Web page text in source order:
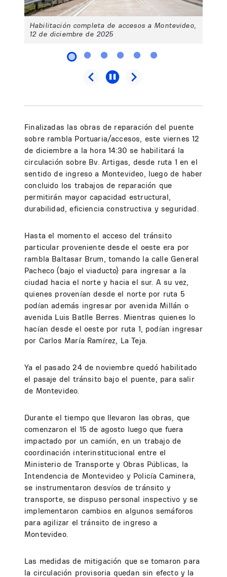
Habilitación completa de accesos a Montevideo,
12 de diciembre de 2025
Finalizadas las obras de reparación del puente
sobre rambla Portuaria/accesos, este viernes 12
de diciembre a la hora 14:30 se habilitará la
circulación sobre Bv. Artigas, desde ruta 1 en el
sentido de ingreso a Montevideo, luego de haber
concluido los trabajos de reparación que
permitirán mayor capacidad estructural,
durabilidad, eficiencia constructiva y seguridad.
Hasta el momento el acceso del tránsito
particular proveniente desde el oeste era por
rambla Baltasar Brum, tomando la calle General
Pacheco (bajo el viaducto) para ingresar a la
ciudad hacia el norte y hacia el sur. A su vez,
quienes provenían desde el norte por ruta 5
podían además ingresar por avenida Millán o
avenida Luis Batlle Berres. Mientras quienes lo
hacían desde el oeste por ruta 1, podían ingresar
por Carlos María Ramírez, La Teja.
Ya el pasado 24 de noviembre quedó habilitado
el pasaje del tránsito bajo el puente, para salir
de Montevideo.
Durante el tiempo que llevaron las obras, que
comenzaron el 15 de agosto luego que fuera
impactado por un camión, en un trabajo de
coordinación interinstitucional entre el
Ministerio de Transporte y Obras Públicas, la
Intendencia de Montevideo y Policía Caminera,
se instrumentaron desvíos de tránsito y
transporte, se dispuso personal inspectivo y se
implementaron cambios en algunos semáforos
para agilizar el tránsito de ingreso a
Montevideo.
Las medidas de mitigación que se tomaron para
la circulación provisoria quedan sin efecto y la